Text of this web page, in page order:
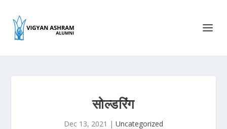
सोल्डरिंग
Dec 13, 2021 | Uncategorized